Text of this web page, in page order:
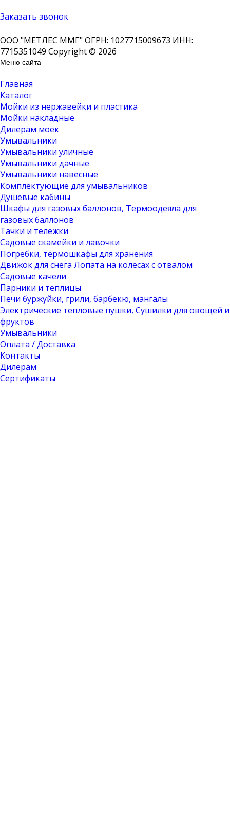
Заказать звонок
ООО "МЕТЛЕС ММГ" ОГРН: 1027715009673 ИНН:
7715351049 Copyright © 2026
Меню сайта
Главная
Каталог
Мойки из нержавейки и пластика
Мойки накладные
Дилерам моек
Умывальники
Умывальники уличные
Умывальники дачные
Умывальники навесные
Комплектующие для умывальников
Душевые кабины
Шкафы для газовых баллонов, Термоодеяла для
газовых баллонов
Тачки и тележки
Садовые скамейки и лавочки
Погребки, термошкафы для хранения
Движок для снега Лопата на колесах с отвалом
Садовые качели
Парники и теплицы
Печи буржуйки, грили, барбекю, мангалы
Электрические тепловые пушки, Сушилки для овощей и
фруктов
Умывальники
Оплата / Доставка
Контакты
Дилерам
Сертификаты